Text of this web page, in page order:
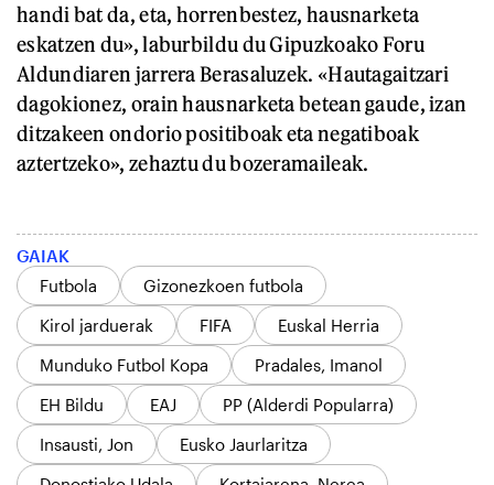
handi bat da, eta, horrenbestez, hausnarketa
eskatzen du», laburbildu du Gipuzkoako Foru
Aldundiaren jarrera Berasaluzek. «Hautagaitzari
dagokionez, orain hausnarketa betean gaude, izan
ditzakeen ondorio positiboak eta negatiboak
aztertzeko», zehaztu du bozeramaileak.
GAIAK
Futbola
Gizonezkoen futbola
Kirol jarduerak
FIFA
Euskal Herria
Munduko Futbol Kopa
Pradales, Imanol
EH Bildu
EAJ
PP (Alderdi Popularra)
Insausti, Jon
Eusko Jaurlaritza